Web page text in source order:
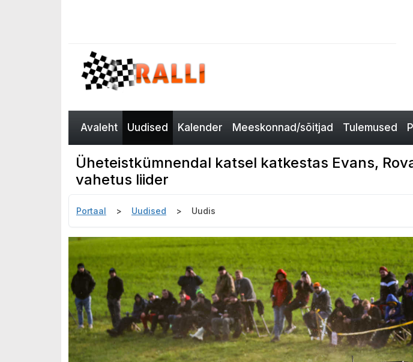
Avaleht Uudised Kalender Meeskonnad/sõitjad Tulemused
Üheteistkümnendal katsel katkestas Evans,
vahetus liider
Portaal Uudised Uudis